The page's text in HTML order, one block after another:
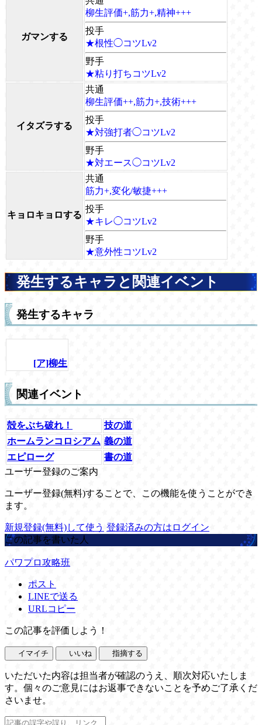
ガマンする
柳生評価+,筋力+,精神+++
投手
★根性◯コツLv2
野手
★粘り打ちコツLv2
イタズラする
共通
柳生評価++,筋力+,技術+++
投手
★対強打者◯コツLv2
野手
★対エース◯コツLv2
キョロキョロする
共通
筋力+,変化/敏捷+++
投手
★キレ◯コツLv2
野手
★意外性コツLv2
発生するキャラと関連イベント
発生するキャラ
[ア]柳生
関連イベント
殻をぶち破れ！
技の道
ホームランコロシアム 義の道
エピローグ
書の道
ユーザー登録のご案内
ユーザー登録(無料)することで、この機能を使うことができ
ます。
新規登録(無料)して使う 登録済みの方はログイン
この記事を書いた人
パワプロ攻略班
ポスト
LINEで送る
URLコピー
この記事を評価しよう！
イマイチ いいね 指摘する
いただいた内容は担当者が確認のうえ、順次対応いたしま
す。個々のご意見にはお返事できないことを予めご了承くだ
さいませ。